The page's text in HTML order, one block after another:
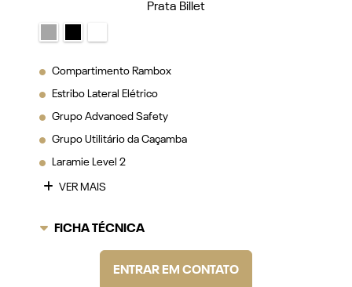
Prata Billet
Compartimento Rambox
Estribo Lateral Elétrico
Grupo Advanced Safety
Grupo Utilitário da Caçamba
Laramie Level 2
VER MAIS
FICHA TÉCNICA
ENTRAR EM CONTATO